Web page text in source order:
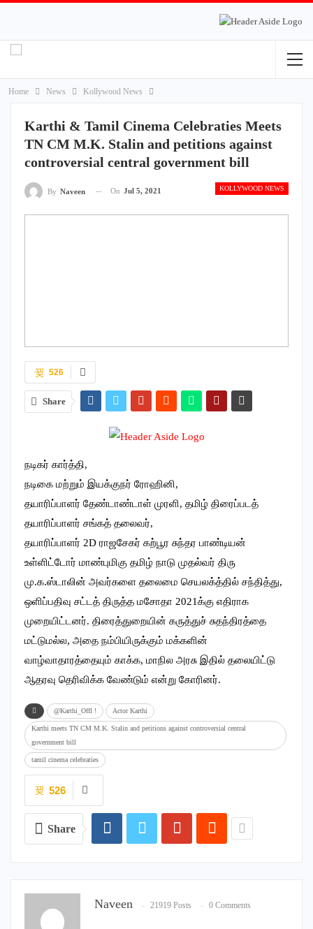
Home News Kollywood News
Karthi & Tamil Cinema Celebraties Meets
TN CM M.K. Stalin and petitions against
controversial central government bill
KOLLYWOOD NEWS
By Naveen On Jul 5, 2021
526
Share
நடிகர் கார்த்தி,
நடிகை மற்றும் இயக்குநர் ரோஹினி,
தயாரிப்பாளர் தேண்டாண்டாள் முரளி, தமிழ் திரைப்படத்
தயாரிப்பாளர் சங்கத் தலைவர்,
தயாரிப்பாளர் 2D ராஜசேகர் கற்பூர சுந்தர பாண்டியன்
உள்ளிட்டோர் மாண்புமிகு தமிழ் நாடு முதல்வர் திரு
மு.க.ஸ்டாலின் அவர்களை தலைமை செயலக்த்தில் சந்தித்து,
ஒளிப்பதிவு சட்டத் திருத்த மசோதா 2021க்கு எதிராக
முறையிட்டனர். திரைத்துறையின் கருத்துச் சுதந்திரத்தை
மட்டுமல்ல, அதை நம்பியிருக்கும் மக்களின்
வாழ்வாதாரத்தையும் காக்க, மாநில அரசு இதில் தலையிட்டு
ஆதரவு தெரிவிக்க வேண்டும் என்று கோரினர்.
@Karthi_Offl ! Actor Karthi
Karthi meets TN CM M.K. Stalin and petitions against controversial central
government bill
tamil cinema celebraties
526
Share
Naveen 21919 Posts 0 Comments